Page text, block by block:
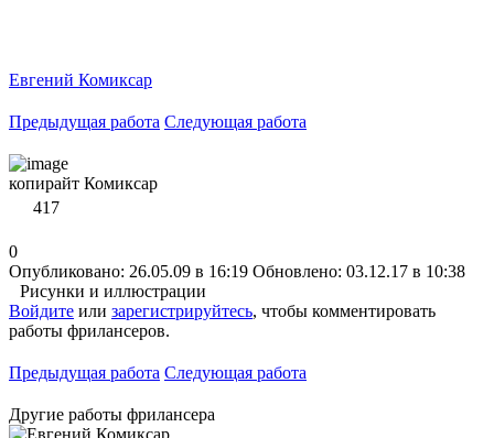
Евгений Комиксар
Предыдущая работа Следующая работа
копирайт Комиксар
417
0
Опубликовано: 26.05.09 в 16:19 Обновлено: 03.12.17 в 10:38
Рисунки и иллюстрации
Войдите или зарегистрируйтесь, чтобы комментировать
работы фрилансеров.
Предыдущая работа Следующая работа
Другие работы фрилансера